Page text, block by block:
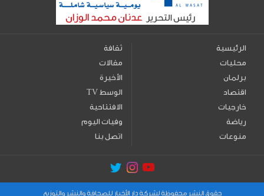
الرئيسية
محليات
برلمان
اقتصاد
خارجيات
رياضة
منوعات
ثقافة
مقالات
الأخيرة
TV الوسط
الافتتاحية
وفيات اليوم
اتصل بنا
حقوق النشر محفوظة لشركة دار الأخبار للصحافة والنشر والتوزيع